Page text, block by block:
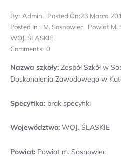
By: Admin Posted On:23 Marca
Posted In : M. Sosnowiec, Powiat M.
WOJ. ŚLĄSKIE
Comments: 0
Nazwa szkoły: Zespół Szkół w
Doskonalenia Zawodowego w
Specyfika: brak specyfiki
Województwo: WOJ. ŚLĄSKIE
Powiat: Powiat m. Sosnowiec